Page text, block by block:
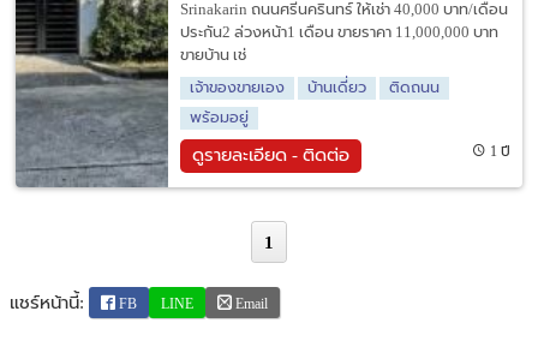
Srinakarin ถนนศรีนครินทร์ ให้เช่า 40,000 บาท/เดือน
ประกัน2 ล่วงหน้า1 เดือน ขายราคา 11,000,000 บาท
ขายบ้าน เช่
เจ้าของขายเอง
บ้านเดี่ยว
ติดถนน
พร้อมอยู่
ดูรายละเอียด - ติดต่อ 1 ปี
1
แชร์หน้านี้: FB LINE Email